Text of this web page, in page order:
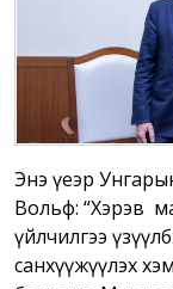
Энэ үеэр
Вольф: “Хэрэв
үйлчилгээ
санхүүжүүлэх